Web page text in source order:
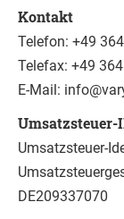
Kontakt
Telefon: +49
Telefax: +49
E-Mail:
Umsatzsteuer-
Umsatzsteuer-
DE209337070